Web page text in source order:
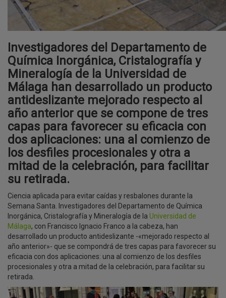
Investigadores del Departamento de
Química Inorgánica, Cristalografía y
Mineralogía de la Universidad de
Málaga han desarrollado un producto
antideslizante mejorado respecto al
año anterior que se compone de tres
capas para favorecer su eficacia con
dos aplicaciones: una al comienzo de
los desfiles procesionales y otra a
mitad de la celebración, para facilitar
su retirada.
Ciencia aplicada para evitar caídas y resbalones durante la
Semana Santa. Investigadores del Departamento de Química
Inorgánica, Cristalografía y Mineralogía de la Universidad de
Málaga, con Francisco Ignacio Franco a la cabeza, han
desarrollado un producto antideslizante -«mejorado respecto al
año anterior»- que se compondrá de tres capas para favorecer su
eficacia con dos aplicaciones: una al comienzo de los desfiles
procesionales y otra a mitad de la celebración, para facilitar su
retirada.